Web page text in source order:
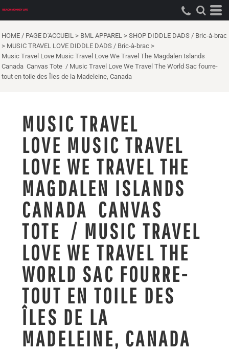
HOME / PAGE D'ACCUEIL > BML APPAREL > SHOP DIDDLE DADS / Bric-à-brac
> MUSIC TRAVEL LOVE DIDDLE DADS / Bric-à-brac >
Music Travel Love Music Travel Love We Travel The Magdalen Islands
Canada Canvas Tote / Music Travel Love We Travel The World Sac fourre-
tout en toile des Îles de la Madeleine, Canada
MUSIC TRAVEL
LOVE MUSIC TRAVEL
LOVE WE TRAVEL THE
MAGDALEN ISLANDS
CANADA CANVAS
TOTE / MUSIC TRAVEL
LOVE WE TRAVEL THE
WORLD SAC FOURRE-
TOUT EN TOILE DES
ÎLES DE LA
MADELEINE, CANADA